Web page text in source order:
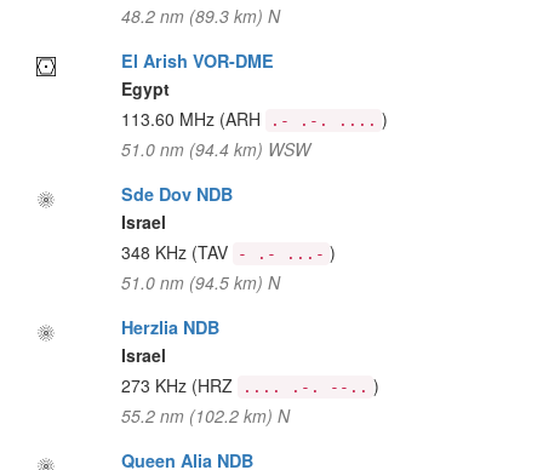
48.2 nm (89.3 km) N
El Arish VOR-DME
Egypt
113.60 MHz (ARH .- .-. .... )
51.0 nm (94.4 km) WSW
Sde Dov NDB
Israel
348 KHz (TAV - .- ...- )
51.0 nm (94.5 km) N
Herzlia NDB
Israel
273 KHz (HRZ .... .-. --.. )
55.2 nm (102.2 km) N
Queen Alia NDB